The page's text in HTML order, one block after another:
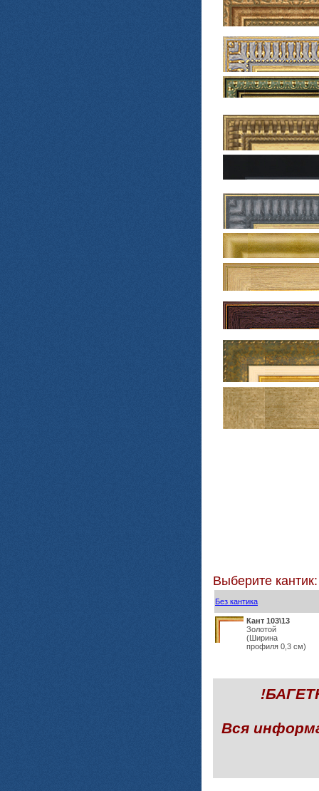
Выберите кантик:
Без кантика
Кант 103\13
Золотой
(Ширина
профиля 0,3 см)
Вся